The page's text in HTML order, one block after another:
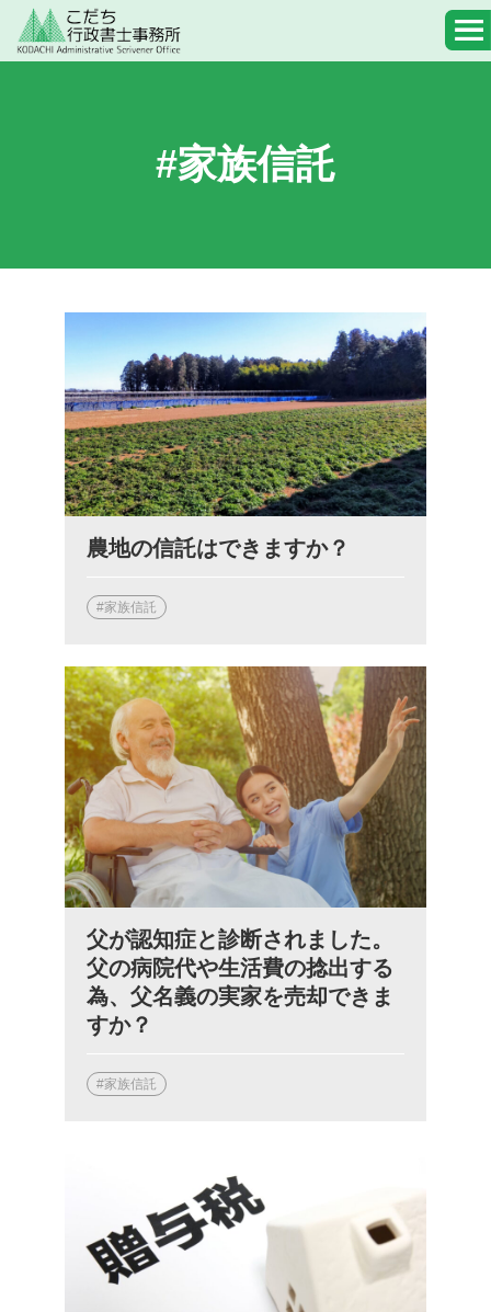
#家族信託
農地の信託はできますか？
#家族信託
父が認知症と診断されました。
父の病院代や生活費の捻出する
為、父名義の実家を売却できま
すか？
#家族信託